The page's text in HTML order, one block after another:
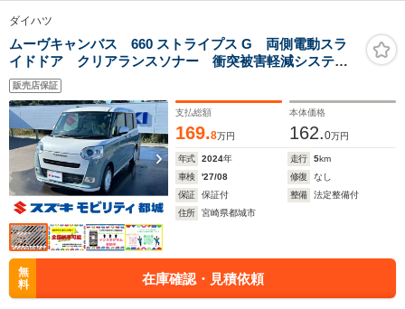
ダイハツ
ムーヴキャンバス 660 ストライプス G 両側電動スラ
イドドア クリアランスソナー 衝突被害軽減システ
ム LEDヘッドランプ スマートキー アイドリングス
トップ 電動格納ミラー シートヒーター ベンチシー
ト CVT 盗難防止システム ABS
販売店保証
支払総額
169.8万円
本体価格
162.0万円
年式 2024年 走行 5km
車検
'27/08 修復
なし
保証
保証付 整備
法定整備付
住所
宮崎県都城市
無
料
在庫確認・見積依頼